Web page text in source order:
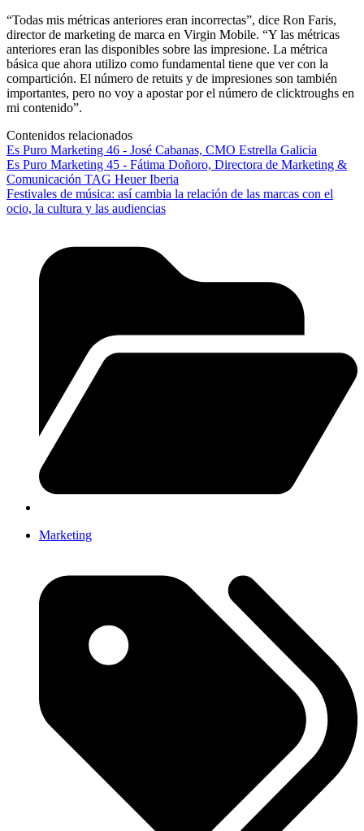
“Todas mis métricas anteriores eran incorrectas”, dice Ron Faris,
director de marketing de marca en Virgin Mobile. “Y las métricas
anteriores eran las disponibles sobre las impresione. La métrica
básica que ahora utilizo como fundamental tiene que ver con la
compartición. El número de retuits y de impresiones son también
importantes, pero no voy a apostar por el número de clicktroughs en
mi contenido”.
Contenidos relacionados
Es Puro Marketing 46 - José Cabanas, CMO Estrella Galicia
Es Puro Marketing 45 - Fátima Doñoro, Directora de Marketing &
Comunicación TAG Heuer Iberia
Festivales de música: así cambia la relación de las marcas con el
ocio, la cultura y las audiencias
Marketing